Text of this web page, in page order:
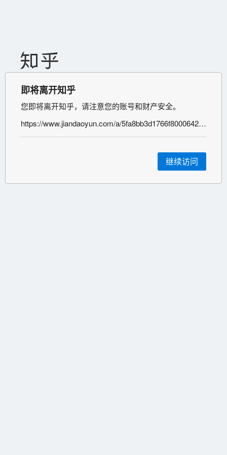
即将离开知乎
您即将离开知乎，请注意您的账号和财产安全。
https://www.jiandaoyun.com/a/5fa8bb3d1766f80006423f6d
继续访问